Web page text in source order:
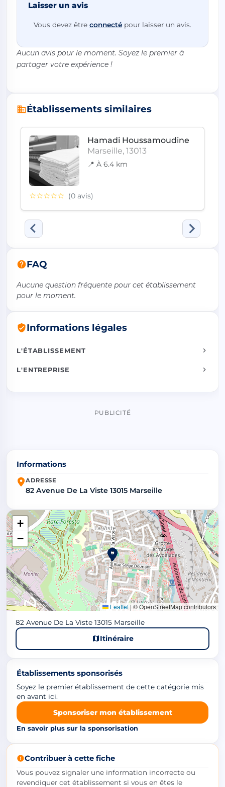
Laisser un avis
Vous devez être connecté pour laisser un avis.
Aucun avis pour le moment. Soyez le premier à
partager votre expérience !
Établissements similaires
Hamadi Houssamoudine
Marseille, 13013
📍 À 6.4 km
☆☆☆☆☆ (0 avis)
FAQ
Aucune question fréquente pour cet établissement
pour le moment.
Informations légales
L'ÉTABLISSEMENT
L'ENTREPRISE
PUBLICITÉ
Informations
ADRESSE
82 Avenue De La Viste 13015 Marseille
+
−
Leaflet | © OpenStreetMap contributors
82 Avenue De La Viste 13015 Marseille
Itinéraire
Établissements sponsorisés
Soyez le premier établissement de cette catégorie mis
en avant ici.
Sponsoriser mon établissement
En savoir plus sur la sponsorisation
Contribuer à cette fiche
Vous pouvez signaler une information incorrecte ou
revendiquer cet établissement si vous en êtes le